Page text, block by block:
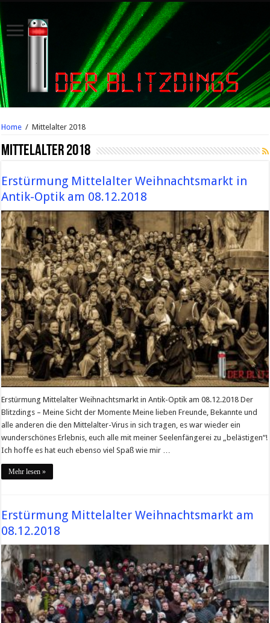
Home / Mittelalter 2018
Mittelalter 2018
Erstürmung Mittelalter Weihnachtsmarkt in
Antik-Optik am 08.12.2018
Erstürmung Mittelalter Weihnachtsmarkt in Antik-Optik am 08.12.2018 Der
Blitzdings – Meine Sicht der Momente Meine lieben Freunde, Bekannte und
alle anderen die den Mittelalter-Virus in sich tragen, es war wieder ein
wunderschönes Erlebnis, euch alle mit meiner Seelenfängerei zu „belästigen“!
Ich hoffe es hat euch ebenso viel Spaß wie mir …
Mehr lesen »
Erstürmung Mittelalter Weihnachtsmarkt am
08.12.2018